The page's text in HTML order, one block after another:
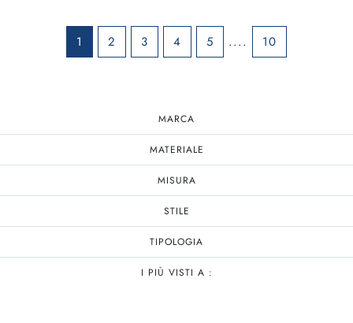
MARCA
MATERIALE
MISURA
STILE
TIPOLOGIA
I PIÙ VISTI A :
1 2 3 4 5 .... 10